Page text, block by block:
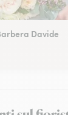
Davide